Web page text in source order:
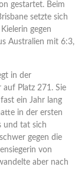
gestartet. Beim
setzte sich
gegen
Australien mit 6:3,
in der
Platz 271. Sie
ein Jahr lang
in der ersten
und tat sich
gegen die
von
aber nach